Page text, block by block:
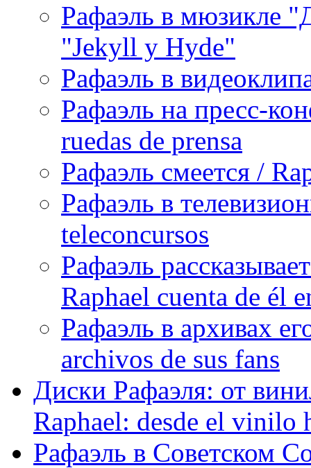
Рафаэль в мюзикле
"Jekyll y Hyde"
Рафаэль в
Рафаэль на пресс-
ruedas de prensa
Рафаэль смеется /
Рафаэль в
teleconcursos
Рафаэль
Raphael cuenta de él
Рафаэль в архивах
archivos de sus fans
Диски Рафаэля: от
Raphael: desde el vinilo
Рафаэль в Советском